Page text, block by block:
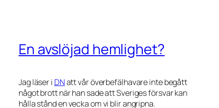
En avslöjad hemlighet?
Jag läser i DNatt vår överbefälhavare inte begått
något brott när han sade att Sveriges försvar kan
hålla stånd en vecka om vi blir angripna.